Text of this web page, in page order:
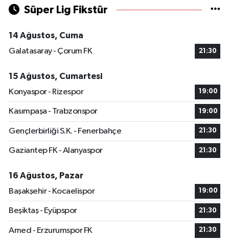
Süper Lig Fikstür
14 Ağustos, Cuma
Galatasaray - Çorum FK
21:30
15 Ağustos, Cumartesi
Konyaspor - Rizespor
19:00
Kasımpaşa - Trabzonspor 19:00
Gençlerbirliği S.K. - Fenerbahçe 21:30
Gaziantep FK - Alanyaspor 21:30
16 Ağustos, Pazar
Başakşehir - Kocaelispor
19:00
Beşiktaş - Eyüpspor 21:30
Amed - Erzurumspor FK 21:30